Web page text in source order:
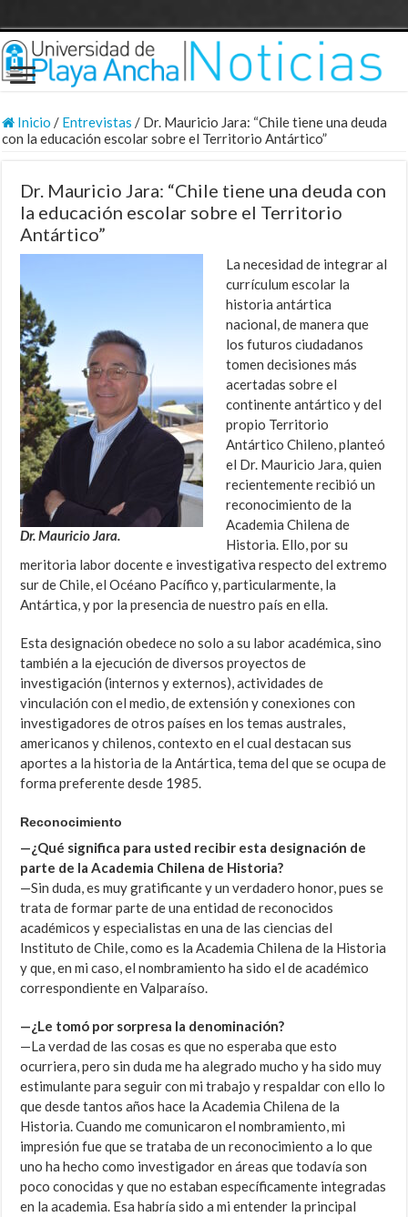
Inicio / Entrevistas / Dr. Mauricio Jara: “Chile tiene una deuda
con la educación escolar sobre el Territorio Antártico”
Dr. Mauricio Jara: “Chile tiene una deuda con
la educación escolar sobre el Territorio
Antártico”
Dr. Mauricio Jara.
La necesidad de integrar al
currículum escolar la
historia antártica
nacional, de manera que
los futuros ciudadanos
tomen decisiones más
acertadas sobre el
continente antártico y del
propio Territorio
Antártico Chileno, planteó
el Dr. Mauricio Jara, quien
recientemente recibió un
reconocimiento de la
Academia Chilena de
Historia. Ello, por su
meritoria labor docente e investigativa respecto del extremo
sur de Chile, el Océano Pacífico y, particularmente, la
Antártica, y por la presencia de nuestro país en ella.
Esta designación obedece no solo a su labor académica, sino
también a la ejecución de diversos proyectos de
investigación (internos y externos), actividades de
vinculación con el medio, de extensión y conexiones con
investigadores de otros países en los temas australes,
americanos y chilenos, contexto en el cual destacan sus
aportes a la historia de la Antártica, tema del que se ocupa de
forma preferente desde 1985.
Reconocimiento
—¿Qué significa para usted recibir esta designación de
parte de la Academia Chilena de Historia?
—Sin duda, es muy gratificante y un verdadero honor, pues se
trata de formar parte de una entidad de reconocidos
académicos y especialistas en una de las ciencias del
Instituto de Chile, como es la Academia Chilena de la Historia
y que, en mi caso, el nombramiento ha sido el de académico
correspondiente en Valparaíso.
—¿Le tomó por sorpresa la denominación?
—La verdad de las cosas es que no esperaba que esto
ocurriera, pero sin duda me ha alegrado mucho y ha sido muy
estimulante para seguir con mi trabajo y respaldar con ello lo
que desde tantos años hace la Academia Chilena de la
Historia. Cuando me comunicaron el nombramiento, mi
impresión fue que se trataba de un reconocimiento a lo que
uno ha hecho como investigador en áreas que todavía son
poco conocidas y que no estaban específicamente integradas
en la academia. Esa habría sido a mi entender la principal